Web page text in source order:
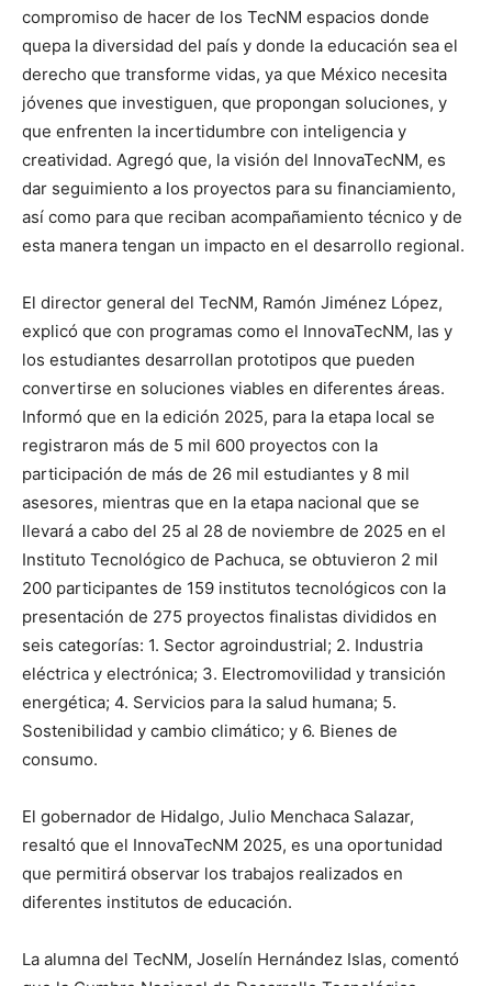
compromiso de hacer de los TecNM espacios donde
quepa la diversidad del país y donde la educación sea el
derecho que transforme vidas, ya que México necesita
jóvenes que investiguen, que propongan soluciones, y
que enfrenten la incertidumbre con inteligencia y
creatividad. Agregó que, la visión del InnovaTecNM, es
dar seguimiento a los proyectos para su financiamiento,
así como para que reciban acompañamiento técnico y de
esta manera tengan un impacto en el desarrollo regional.
El director general del TecNM, Ramón Jiménez López,
explicó que con programas como el InnovaTecNM, las y
los estudiantes desarrollan prototipos que pueden
convertirse en soluciones viables en diferentes áreas.
Informó que en la edición 2025, para la etapa local se
registraron más de 5 mil 600 proyectos con la
participación de más de 26 mil estudiantes y 8 mil
asesores, mientras que en la etapa nacional que se
llevará a cabo del 25 al 28 de noviembre de 2025 en el
Instituto Tecnológico de Pachuca, se obtuvieron 2 mil
200 participantes de 159 institutos tecnológicos con la
presentación de 275 proyectos finalistas divididos en
seis categorías: 1. Sector agroindustrial; 2. Industria
eléctrica y electrónica; 3. Electromovilidad y transición
energética; 4. Servicios para la salud humana; 5.
Sostenibilidad y cambio climático; y 6. Bienes de
consumo.
El gobernador de Hidalgo, Julio Menchaca Salazar,
resaltó que el InnovaTecNM 2025, es una oportunidad
que permitirá observar los trabajos realizados en
diferentes institutos de educación.
La alumna del TecNM, Joselín Hernández Islas, comentó